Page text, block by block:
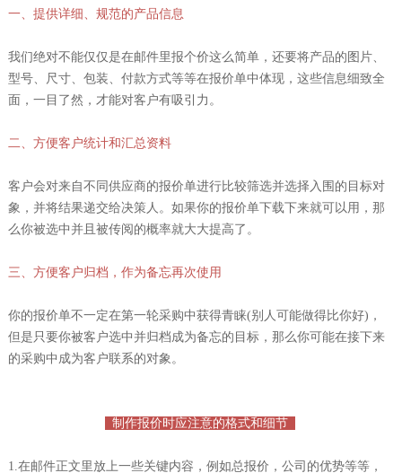
一、提供详细、规范的产品信息
我们绝对不能仅仅是在邮件里报个价这么简单，还要将产品的图片、
型号、尺寸、包装、付款方式等等在报价单中体现，这些信息细致全
面，一目了然，才能对客户有吸引力。
二、方便客户统计和汇总资料
客户会对来自不同供应商的报价单进行比较筛选并选择入围的目标对
象，并将结果递交给决策人。如果你的报价单下载下来就可以用，那
么你被选中并且被传阅的概率就大大提高了。
三、方便客户归档，作为备忘再次使用
你的报价单不一定在第一轮采购中获得青睐(别人可能做得比你好)，
但是只要你被客户选中并归档成为备忘的目标，那么你可能在接下来
的采购中成为客户联系的对象。
制作报价时应注意的格式和细节
1.在邮件正文里放上一些关键内容，例如总报价，公司的优势等等，